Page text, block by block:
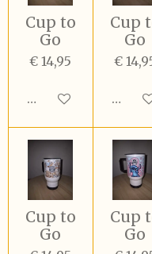
Cup to
Go
€ 14,95
In winkelwagen
Cup
Go
€
In
Cup to
Go
Cup
Go